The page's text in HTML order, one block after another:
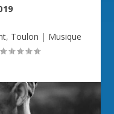
, Toulon | Musique